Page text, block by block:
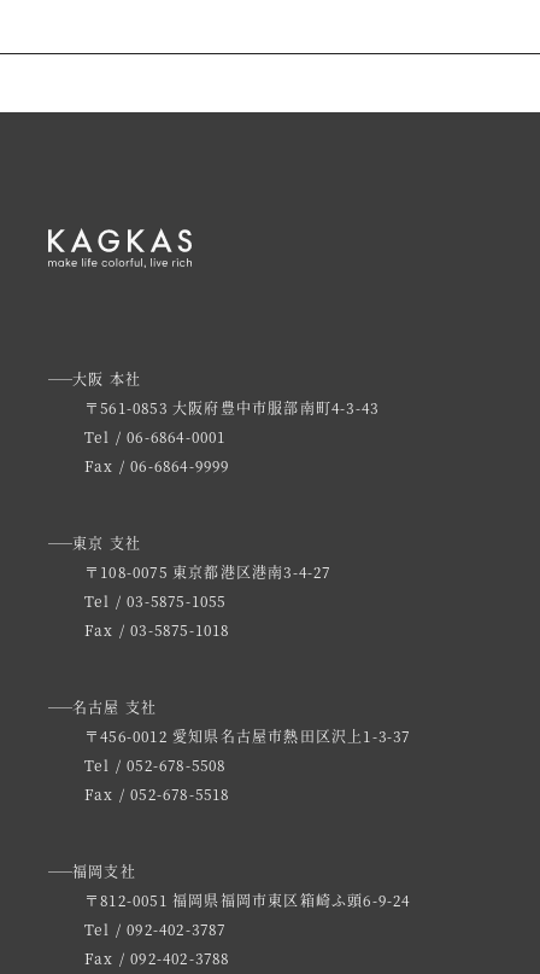
大阪 本社
〒561-0853 大阪府豊中市服部南町4-3-43
Tel / 06-6864-0001
Fax / 06-6864-9999
東京 支社
〒108-0075 東京都港区港南3-4-27
Tel / 03-5875-1055
Fax / 03-5875-1018
名古屋 支社
〒456-0012 愛知県名古屋市熱田区沢上1-3-37
Tel / 052-678-5508
Fax / 052-678-5518
福岡支社
〒812-0051 福岡県福岡市東区箱崎ふ頭6-9-24
Tel / 092-402-3787
Fax / 092-402-3788